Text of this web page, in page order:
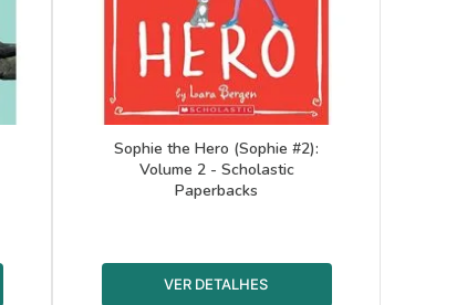
Sophie the Hero (Sophie #2):
Volume 2 - Scholastic
Paperbacks